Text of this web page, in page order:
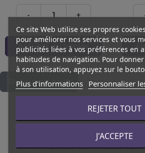
- +
Ajouter au panier
Retour en haut
VINAIGRE ARTISANAL
Ce site Web utilise ses propres
pour améliorer nos services et vous
publicités liées à vos préférences en
habitudes de navigation. Pour
à son utilisation, appuyez sur le
Plus d'informations Personnaliser
REJETER TOUT
J'ACCEPTE